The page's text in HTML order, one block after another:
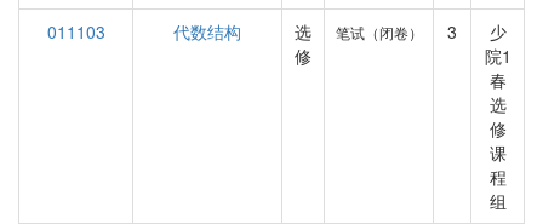
011103
代数结构
选
修
笔试（闭卷） 3
少
院1
春
选
修
课
程
组